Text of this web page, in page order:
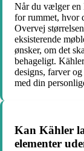
Når du vælger en
for rummet, hvor
Overvej
eksisterende
ønsker, om det
behageligt.
designs, farver
med din
Kan Kähler
elementer